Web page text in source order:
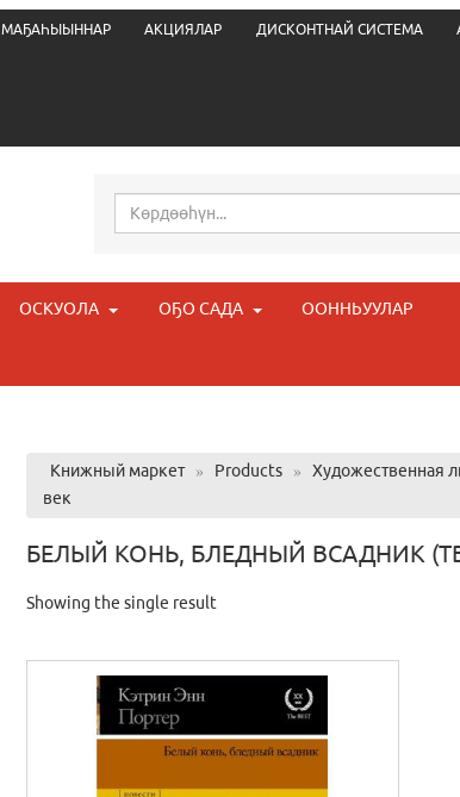
МАҔАҺЫЫННАР АКЦИЯЛАР ДИСКОНТНАЙ СИСТЕМА
ОСКУОЛА ОҔО САДА ООННЬУУЛАР
Книжный маркет » Products » Художественная
век
БЕЛЫЙ КОНЬ, БЛЕДНЫЙ ВСАДНИК
Showing the single result